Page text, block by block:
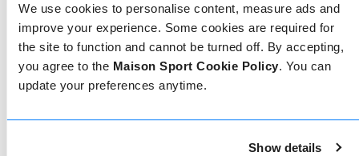
We use cookies to personalise content, measure ads and
improve your experience. Some cookies are required for
the site to function and cannot be turned off. By accepting,
you agree to the Maison Sport Cookie Policy. You can
update your preferences anytime.
Show details
Geverifieerde reviews
Meer dan 90% van onze reviews zijn 5 sterren. Lees
de geverifieerde reviews over onze leraren om de
juiste leraar te kiezen. Boek lessen met een van
onze leraren voor een 5-sterrenervaring.